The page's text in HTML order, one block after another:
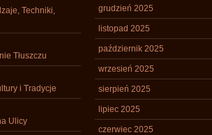
Techniki,
Tłuszczu
i Tradycje
Ulicy
grudzień 2025
listopad 2025
październik 2025
wrzesień 2025
sierpień 2025
lipiec 2025
czerwiec 2025